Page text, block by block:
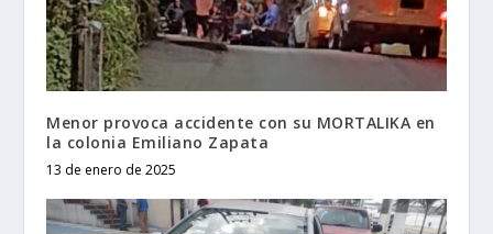
Menor provoca accidente con su MORTALIKA en
la colonia Emiliano Zapata
13 de enero de 2025